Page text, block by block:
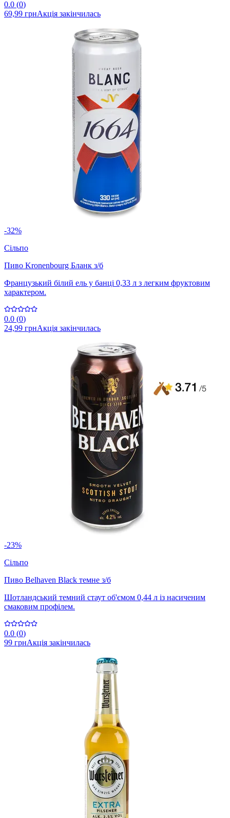
0.0 (0)
69,99 грнАкція закінчилась
-32%
Сільпо
Пиво Kronenbourg Бланк з/б
Французький білий ель у банці 0,33 л з легким фруктовим
характером.
0.0 (0)
24,99 грнАкція закінчилась
-23%
Сільпо
Пиво Belhaven Black темне з/б
Шотландський темний стаут об'ємом 0,44 л із насиченим
смаковим профілем.
0.0 (0)
99 грнАкція закінчилась